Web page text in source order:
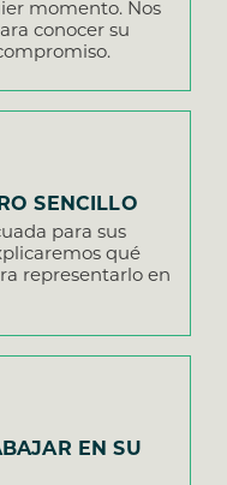
momento. Nos
conocer su
SENCILLO
para sus
qué
representarlo en
EN SU